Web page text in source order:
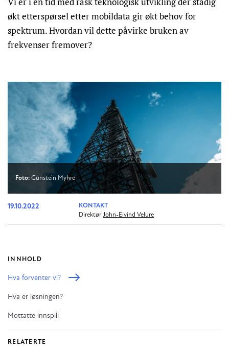
økt etterspørsel etter mobildata gir økt behov for
spektrum. Hvordan vil dette påvirke bruken av
frekvenser fremover?
Foto: Gunstein Myhre
19.10.2022
KONTAKT
Direktør John-Eivind Velure
INNHOLD
Hva forventer vi?
Hva er løsningen?
Mottatte innspill
RELATERTE